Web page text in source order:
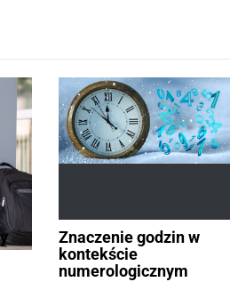
Znaczenie godzin w
kontekście
numerologicznym